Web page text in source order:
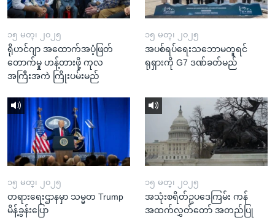
၁၅ မတ္၊ ၂၀၂၅
ရိုဟင်ဂျာ အထောက်အပံ့ဖြတ်
တောက်မှု ဟန့်တားဖို့ ကုလ
အကြီးအကဲ ကြိုးပမ်းမည်
၁၅ မတ္၊ ၂၀၂၅
အပစ်ရပ်ရေးသဘောမတူရင်
ရုရှားကို G7 ဒဏ်ခတ်မည်
၁၅ မတ္၊ ၂၀၂၅
တရားရေးဌာနမှာ သမ္မတ Trump
မိန့်ခွန်းပြော
၁၅ မတ္၊ ၂၀၂၅
အသုံးစရိတ်ဥပဒေကြမ်း ကန်
အထက်လွှတ်တော် အတည်ပြု